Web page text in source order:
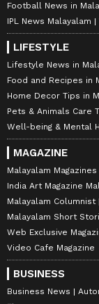
Football News in
IPL News Malayalam
LIFESTYLE
Lifestyle News in
Food and Recipes in
Home Decor Tips in
Pets & Animals Care
Well-being & Mental
MAGAZINE
Malayalam Magazines
India Art Magazine
Malayalam Columnist
Malayalam Short
Web Exclusive
Video Cafe Magazine
BUSINESS
Business News